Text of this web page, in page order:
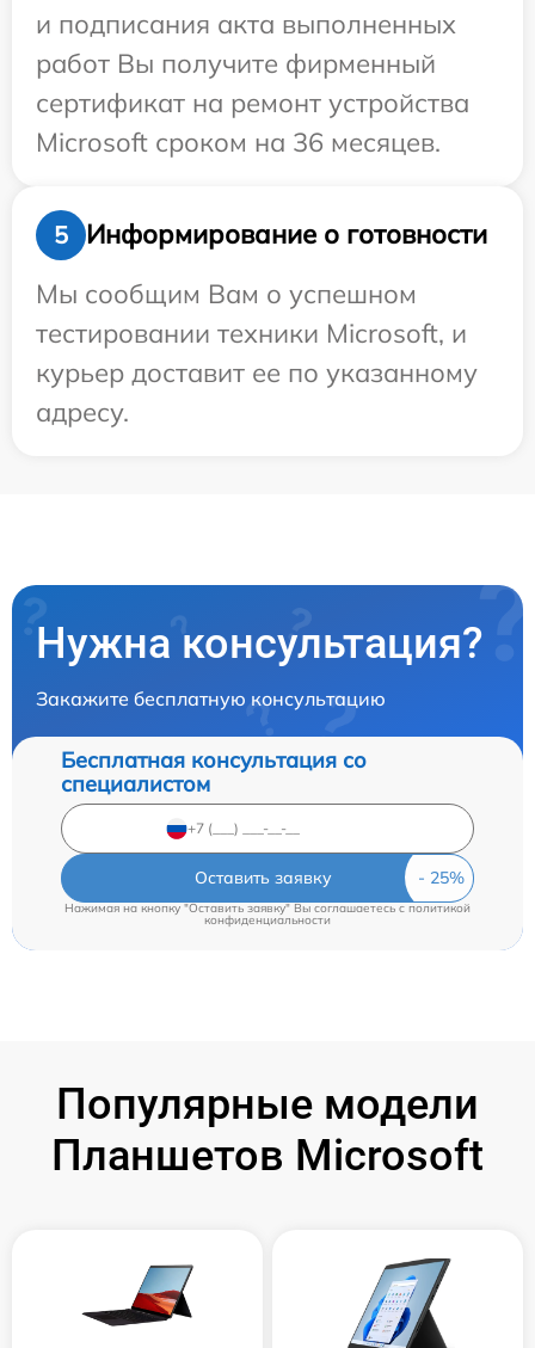
и подписания акта выполненных
работ Вы получите фирменный
сертификат на ремонт устройства
Microsoft сроком на 36 месяцев.
5
Информирование о готовности
Мы сообщим Вам о успешном
тестировании техники Microsoft, и
курьер доставит ее по указанному
адресу.
Нужна консультация?
Закажите бесплатную консультацию
Бесплатная консультация со
специалистом
Оставить заявку
Нажимая на кнопку "Оставить заявку" Вы соглашаетесь cполитикой
конфиденциальности
Популярные модели
Планшетов Microsoft